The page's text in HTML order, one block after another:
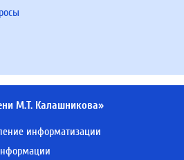
М.Т. Калашникова»
информатизации